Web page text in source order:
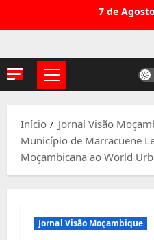
conteúdo
7 de
Menu
Início
Jornal Visão
Município de Marracuene
Moçambicana ao World
Jornal Visão Moçambique